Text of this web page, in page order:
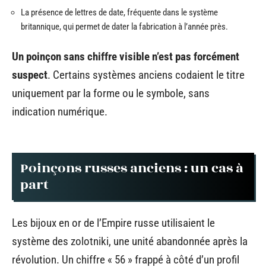
La présence de lettres de date, fréquente dans le système
britannique, qui permet de dater la fabrication à l’année près.
Un poinçon sans chiffre visible n’est pas forcément
suspect. Certains systèmes anciens codaient le titre
uniquement par la forme ou le symbole, sans
indication numérique.
Poinçons russes anciens : un cas à
part
Les bijoux en or de l’Empire russe utilisaient le
système des zolotniki, une unité abandonnée après la
révolution. Un chiffre « 56 » frappé à côté d’un profil